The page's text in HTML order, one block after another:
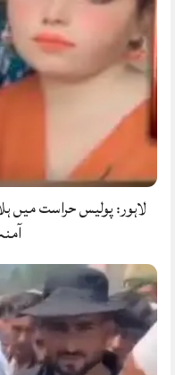
لاہور: پولیس حراست میں